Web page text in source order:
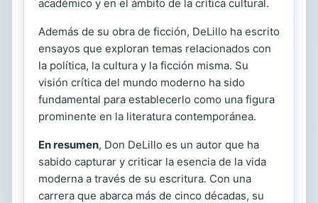
académico y en el ámbito de la crítica cultural.
Además de su obra de ficción, DeLillo ha escrito
ensayos que exploran temas relacionados con
la política, la cultura y la ficción misma. Su
visión crítica del mundo moderno ha sido
fundamental para establecerlo como una figura
prominente en la literatura contemporánea.
En resumen, Don DeLillo es un autor que ha
sabido capturar y criticar la esencia de la vida
moderna a través de su escritura. Con una
carrera que abarca más de cinco décadas, su